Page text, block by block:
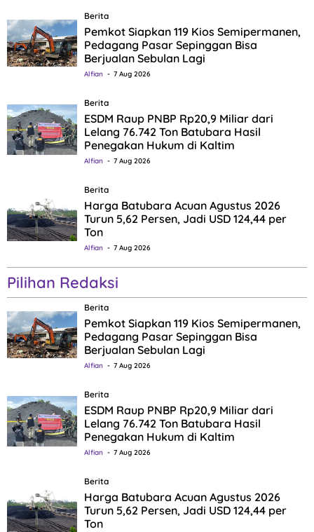
Berita
Pemkot Siapkan 119 Kios Semipermanen,
Pedagang Pasar Sepinggan Bisa
Berjualan Sebulan Lagi
Alfian 7 Aug 2026
Berita
ESDM Raup PNBP Rp20,9 Miliar dari
Lelang 76.742 Ton Batubara Hasil
Penegakan Hukum di Kaltim
Alfian 7 Aug 2026
Berita
Harga Batubara Acuan Agustus 2026
Turun 5,62 Persen, Jadi USD 124,44 per
Ton
Alfian 7 Aug 2026
Pilihan Redaksi
Berita
Pemkot Siapkan 119 Kios Semipermanen,
Pedagang Pasar Sepinggan Bisa
Berjualan Sebulan Lagi
Alfian 7 Aug 2026
Berita
ESDM Raup PNBP Rp20,9 Miliar dari
Lelang 76.742 Ton Batubara Hasil
Penegakan Hukum di Kaltim
Alfian 7 Aug 2026
Berita
Harga Batubara Acuan Agustus 2026
Turun 5,62 Persen, Jadi USD 124,44 per
Ton